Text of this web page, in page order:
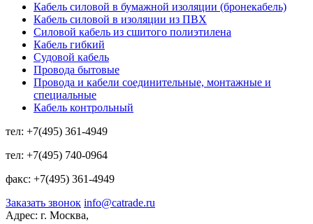
Кабель силовой в бумажной изоляции (бронекабель)
Кабель силовой в изоляции из ПВХ
Силовой кабель из сшитого полиэтилена
Кабель гибкий
Судовой кабель
Провода бытовые
Провода и кабели соединительные, монтажные и
специальные
Кабель контрольный
тел: +7(495) 361-4949
тел: +7(495) 740-0964
факс: +7(495) 361-4949
Заказать звонок info@catrade.ru
Адрес: г. Москва,